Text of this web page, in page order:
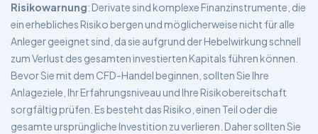
Risikowarnung: Derivate sind komplexe Finanzinstrumente, die
ein erhebliches Risiko bergen und möglicherweise nicht für alle
Anleger geeignet sind, da sie aufgrund der Hebelwirkung schnell
zum Verlust des gesamten investierten Kapitals führen können.
Bevor Sie mit dem CFD-Handel beginnen, sollten Sie Ihre
Anlageziele, Ihr Erfahrungsniveau und Ihre Risikobereitschaft
sorgfältig prüfen. Es besteht das Risiko, einen Teil oder die
gesamte ursprüngliche Investition zu verlieren. Daher sollten Sie